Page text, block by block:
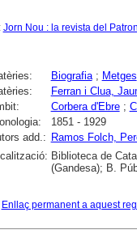
Jorn Nou : la revista del
Biografia; Metges
Ferran i Clua,
Corbera d'Ebre;
1851 - 1929
add.:
Ramos Folch,
Biblioteca de
(Gandesa); B.
Enllaç permanent a aquest